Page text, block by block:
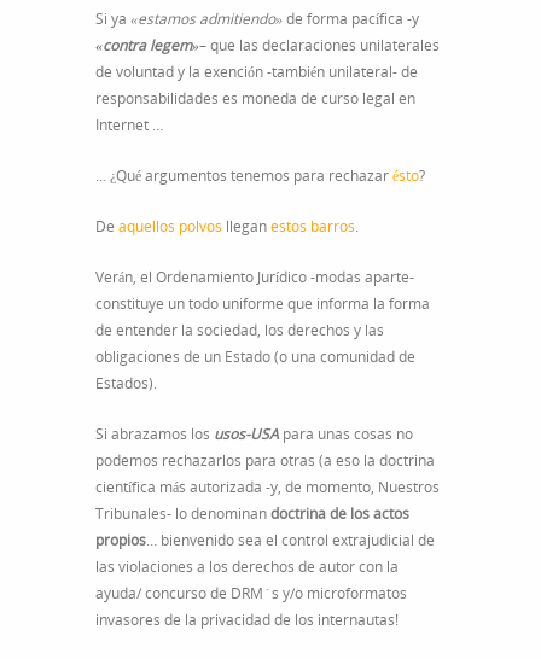
Si ya «estamos admitiendo»de forma pacífica -y
«contra legem»– que las declaraciones unilaterales
de voluntad y la exención -también unilateral- de
responsabilidades es moneda de curso legal en
Internet …
… ¿Qué argumentos tenemos para rechazarésto?
De aquellos polvos lleganestos barros.
Verán, el Ordenamiento Jurídico -modas aparte-
constituye un todo uniforme que informa la forma
de entender la sociedad, los derechos y las
obligaciones de un Estado (o una comunidad de
Estados).
Si abrazamos los usos-USA para unas cosas no
podemos rechazarlos para otras (a eso la doctrina
científica más autorizada -y, de momento, Nuestros
Tribunales- lo denominandoctrina de los actos
propios… bienvenido sea el control extrajudicial de
las violaciones a los derechos de autor con la
ayuda/ concurso de DRM´s y/o microformatos
invasores de la privacidad de los internautas!